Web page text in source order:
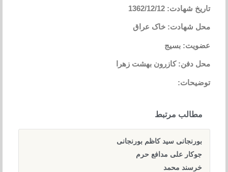
تاریخ شهادت: 1362/12/12
محل شهادت: خاک عراق
عضویت: بسیج
محل دفن: کازرون بهشت زهرا
توضیحات:
مطالب مرتبط
بورنجانی سید کاظم بورنجانی
جوکار علی مدافع حرم
خرسند محمد